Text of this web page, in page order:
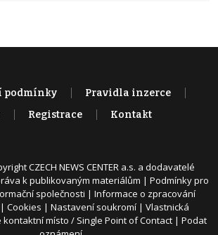
podmínky
Pravidla inzerce
Registrace Kontakt
CZECH NEWS CENTER a.s. a dodavatelé
k publikovaným materiálům | Podmínky pro
společnosti | Informace o zpracování
| Cookies | Nastavení soukromí | Vlastnická
kontaktní místo / Single Point of Contact | Podat